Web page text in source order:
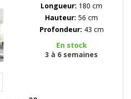
Longueur: 180 cm
Hauteur: 56 cm
Profondeur: 43 cm
En stock
3 à 6 semaines